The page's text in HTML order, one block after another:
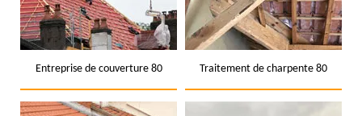
Entreprise de couverture 80 Traitement de charpente 80